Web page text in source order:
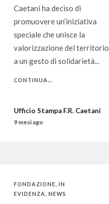
Caetani ha deciso di
promuovere un’iniziativa
speciale che unisce la
valorizzazione del territorio
a un gesto di solidarietà...
CONTINUA...
Ufficio Stampa F.R. Caetani
9 mesi ago
FONDAZIONE ,IN
EVIDENZA
,NEWS